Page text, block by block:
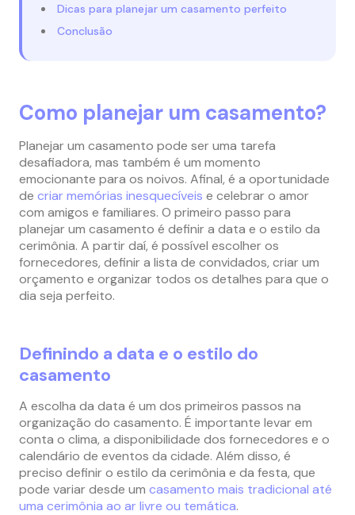
Dicas para planejar um casamento perfeito
Conclusão
Como planejar um casamento?
Planejar um casamento pode ser uma tarefa
desafiadora, mas também é um momento
emocionante para os noivos. Afinal, é a oportunidade
de criar memórias inesquecíveis e celebrar o amor
com amigos e familiares. O primeiro passo para
planejar um casamento é definir a data e o estilo da
cerimônia. A partir daí, é possível escolher os
fornecedores, definir a lista de convidados, criar um
orçamento e organizar todos os detalhes para que o
dia seja perfeito.
Definindo a data e o estilo do
casamento
A escolha da data é um dos primeiros passos na
organização do casamento. É importante levar em
conta o clima, a disponibilidade dos fornecedores e o
calendário de eventos da cidade. Além disso, é
preciso definir o estilo da cerimônia e da festa, que
pode variar desde um casamento mais tradicional até
uma cerimônia ao ar livre ou temática.